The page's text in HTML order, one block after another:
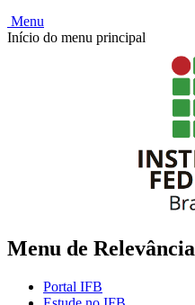
Menu
Início do menu principal
Menu de Relevância
Portal IFB